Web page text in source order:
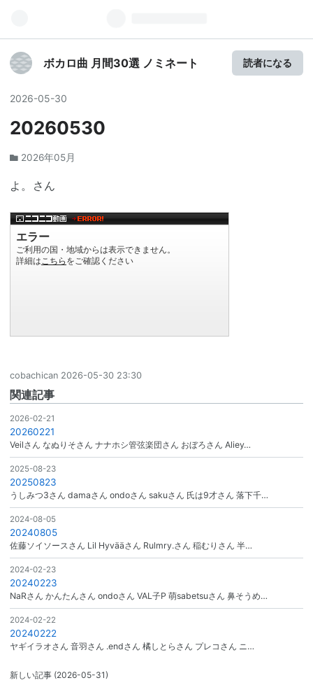
ボカロ曲 月間30選 ノミネート 読者になる
2026-05-30
20260530
2026年05月
よ。さん
cobachican 2026-05-30 23:30
関連記事
2026-02-21
20260221
Veilさん なぬりそさん ナナホシ管弦楽団さん おぼろさん Aliey…
2025-08-23
20250823
うしみつ3さん damaさん ondoさん sakuさん 氏は9才さん 落下千…
2024-08-05
20240805
佐藤ソイソースさん Lil Hyvääさん Rulmry.さん 稲むりさん 半…
2024-02-23
20240223
NaRさん かんたんさん ondoさん VAL子P 萌sabetsuさん 鼻そうめ…
2024-02-22
20240222
ヤギイラオさん 音羽さん .endさん 橘しとらさん プレコさん ニ…
新しい記事 (2026-05-31)